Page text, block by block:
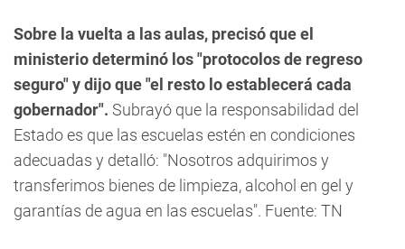
Sobre la vuelta a las aulas, precisó que el
ministerio determinó los "protocolos de regreso
seguro" y dijo que "el resto lo establecerá cada
gobernador". Subrayó que la responsabilidad del
Estado es que las escuelas estén en condiciones
adecuadas y detalló: "Nosotros adquirimos y
transferimos bienes de limpieza, alcohol en gel y
garantías de agua en las escuelas". Fuente: TN